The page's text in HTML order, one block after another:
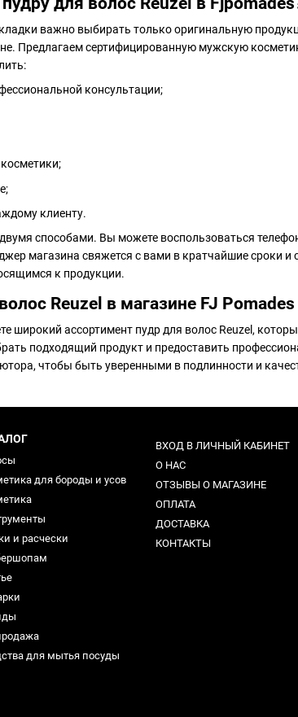
важно выбирать только оригинальную
Предлагаем сертифицированную мужскую
консультации;
клиенту.
способами. Вы можете воспользоваться
магазина свяжется с вами в кратчайшие сроки
к продукции.
Reuzel в магазине FJ Pomades
широкий ассортимент пудр для волос Reuzel,
подходящий продукт и предоставить
чтобы быть уверенными в подлинности и
для бороды и усов
и расчески
для мытья посуды
ВХОД В ЛИЧНЫЙ КАБИНЕТ
О НАС
ОТЗЫВЫ О МАГАЗИНЕ
ОПЛАТА
ДОСТАВКА
КОНТАКТЫ